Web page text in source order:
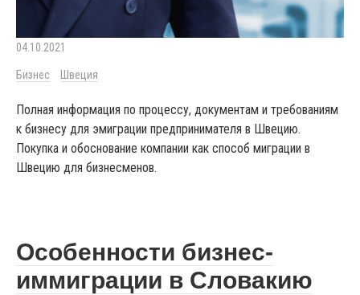
04.10.2021
Бизнес Швеция
Полная информация по процессу, документам и требованиям
к бизнесу для эмиграции предпринимателя в Швецию.
Покупка и обоснование компании как способ миграции в
Швецию для бизнесменов.
Особенности бизнес-
иммиграции в Словакию